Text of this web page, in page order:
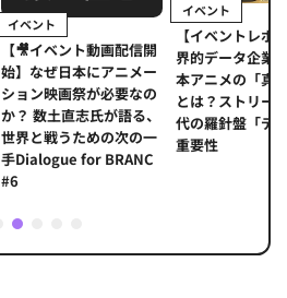
イベント
【🎥イベント動画配信開
始】なぜ日本にアニメー
ション映画祭が必要なの
か？ 数土直志氏が語る、
世界と戦うための次の一
手Dialogue for BRANC
#6
イベント
【イベントレポ
界的データ企業
本アニメの「真
とは？ストリー
代の羅針盤「デ
重要性
2